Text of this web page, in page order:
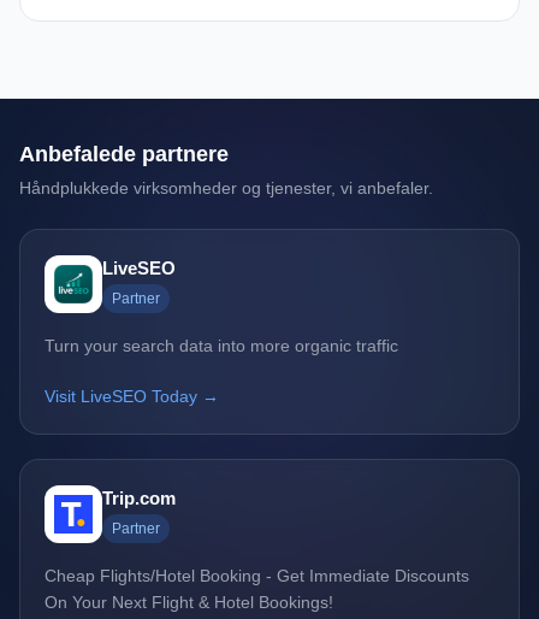
Anbefalede partnere
Håndplukkede virksomheder og tjenester, vi anbefaler.
LiveSEO
Partner
Turn your search data into more organic traffic
Visit LiveSEO Today →
Trip.com
Partner
Cheap Flights/Hotel Booking - Get Immediate Discounts
On Your Next Flight & Hotel Bookings!